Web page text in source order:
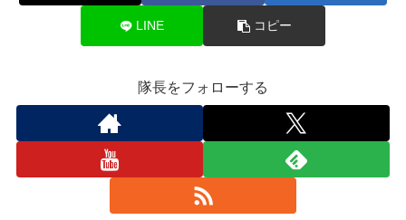
LINE コピー
隊長をフォローする